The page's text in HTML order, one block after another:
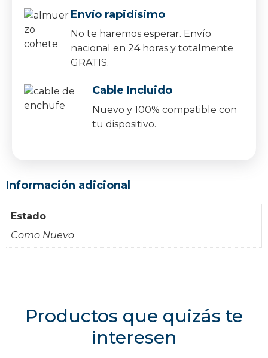
Envío rapidísimo
No te haremos esperar. Envío
nacional en 24 horas y totalmente
GRATIS.
Cable Incluido
Nuevo y 100% compatible con
tu dispositivo.
Información adicional
Estado
Como Nuevo
Productos que quizás te
interesen